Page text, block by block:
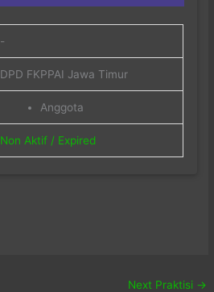
-
DPD FKPPAI Jawa Timur
Anggota
Non Aktif / Expired
Next Praktisi →